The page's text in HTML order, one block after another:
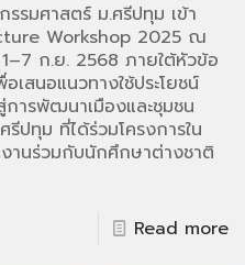
รมศาสตร์ ม.ศรีปทุม เข้า
Workshop 2025 ณ
ก.ย. 2568 ภายใต้หัวข้อ
เสนอแนวทางใช้ประโยชน์
การพัฒนาเมืองและชุมชน
ปทุม ที่ได้ร่วมโครงการใน
านร่วมกับนักศึกษาต่างชาติ
Read more